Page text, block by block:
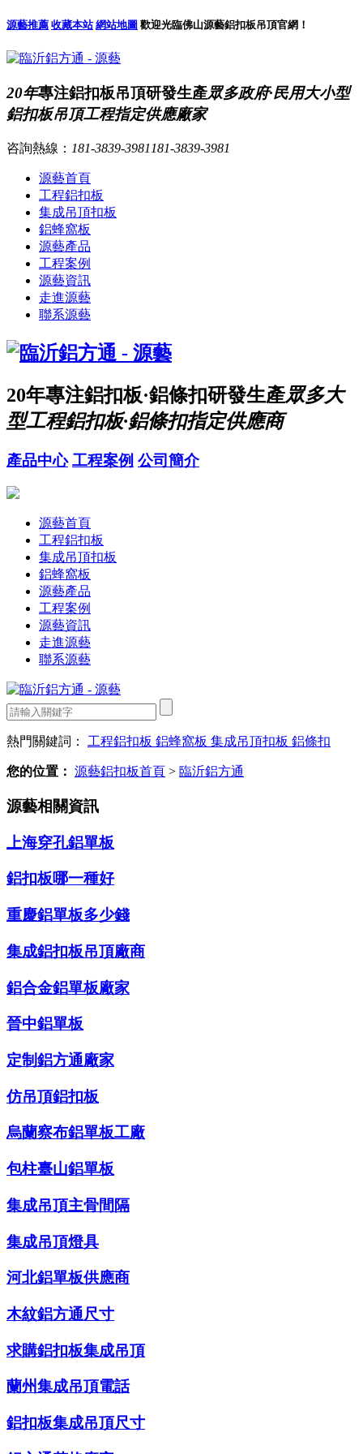
源藝推薦 收藏本站 網站地圖 歡迎光臨佛山源藝鋁扣板吊頂官網！
20年專注鋁扣板吊頂研發生產眾多政府·民用大小型
鋁扣板吊頂工程指定供應廠家
咨詢熱線： 181-3839-3981 181-3839-3981
源藝首頁
工程鋁扣板
集成吊頂扣板
鋁蜂窩板
源藝產品
工程案例
源藝資訊
走進源藝
聯系源藝
20年專注鋁扣板·鋁條扣研發生產眾多大
型工程鋁扣板·鋁條扣指定供應商
產品中心 工程案例 公司簡介
源藝首頁
工程鋁扣板
集成吊頂扣板
鋁蜂窩板
源藝產品
工程案例
源藝資訊
走進源藝
聯系源藝
熱門關鍵詞： 工程鋁扣板 鋁蜂窩板 集成吊頂扣板 鋁條扣
您的位置： 源藝鋁扣板首頁 > 臨沂鋁方通
源藝相關資訊
上海穿孔鋁單板
鋁扣板哪一種好
重慶鋁單板多少錢
集成鋁扣板吊頂廠商
鋁合金鋁單板廠家
晉中鋁單板
定制鋁方通廠家
仿吊頂鋁扣板
烏蘭察布鋁單板工廠
包柱臺山鋁單板
集成吊頂主骨間隔
集成吊頂燈具
河北鋁單板供應商
木紋鋁方通尺寸
求購鋁扣板集成吊頂
蘭州集成吊頂電話
鋁扣板集成吊頂尺寸